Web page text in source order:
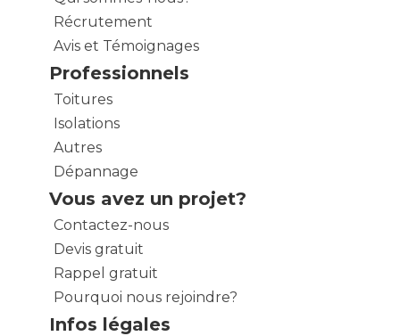
Récrutement
Avis et Témoignages
Professionnels
Toitures
Isolations
Autres
Dépannage
Vous avez un projet?
Contactez-nous
Devis gratuit
Rappel gratuit
Pourquoi nous rejoindre?
Infos légales